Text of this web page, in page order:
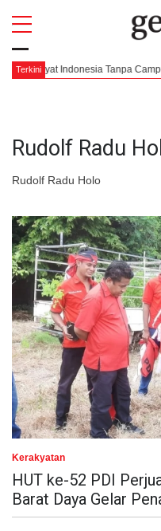
TerkiniIndonesia Tanpa Campur
Rudolf Radu
Rudolf Radu Holo
All
Kerakyatan
HUT ke-52 PDI
Barat Daya Gelar